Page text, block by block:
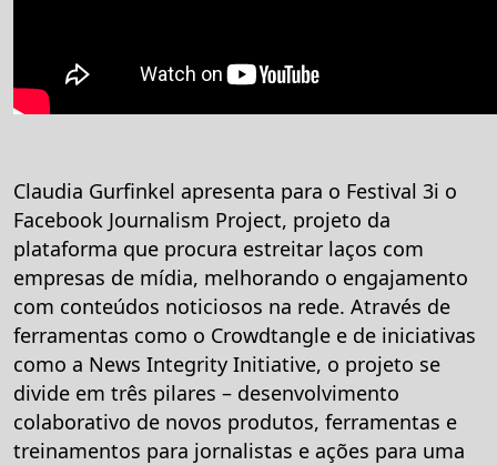
Claudia Gurfinkel apresenta para o Festival 3i o
Facebook Journalism Project, projeto da
plataforma que procura estreitar laços com
empresas de mídia, melhorando o engajamento
com conteúdos noticiosos na rede. Através de
ferramentas como o Crowdtangle e de iniciativas
como a News Integrity Initiative, o projeto se
divide em três pilares – desenvolvimento
colaborativo de novos produtos, ferramentas e
treinamentos para jornalistas e ações para uma